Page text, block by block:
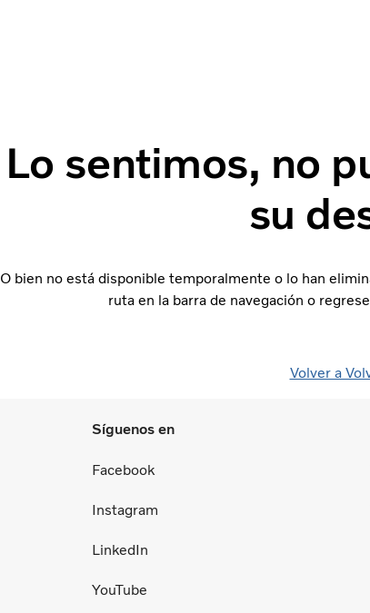
Lo sentimos, no
su
O bien no está disponible temporalmente o lo han
ruta en la barra de navegación o
Volver a
Síguenos en
Facebook
Instagram
LinkedIn
YouTube